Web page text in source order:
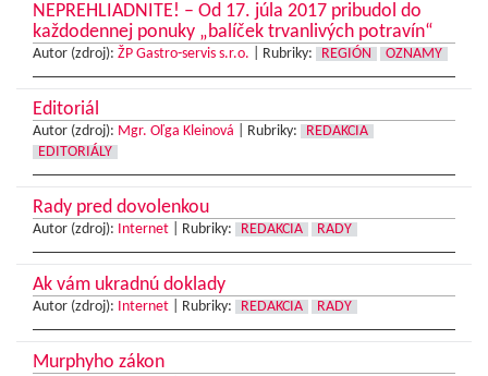
NEPREHLIADNITE! – Od 17. júla 2017 pribudol do
každodennej ponuky „balíček trvanlivých potravín“
Autor (zdroj): ŽP Gastro-servis s.r.o. Rubriky: REGIÓN OZNAMY
Editoriál
Autor (zdroj): Mgr. Oľga Kleinová Rubriky:
REDAKCIA
EDITORIÁLY
Rady pred dovolenkou
Autor (zdroj): Internet Rubriky: REDAKCIA RADY
Ak vám ukradnú doklady
Autor (zdroj): Internet Rubriky: REDAKCIA RADY
Murphyho zákon